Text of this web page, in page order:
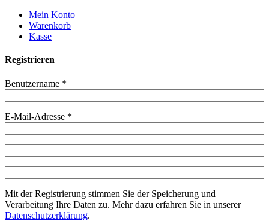
Weiter
zum
Inhalt
Mein Konto
Warenkorb
Kasse
Registrieren
Benutzername *
E-Mail-Adresse *
Mit der Registrierung stimmen Sie der Speicherung und
Verarbeitung Ihre Daten zu. Mehr dazu erfahren Sie in unserer
Datenschutzerklärung.